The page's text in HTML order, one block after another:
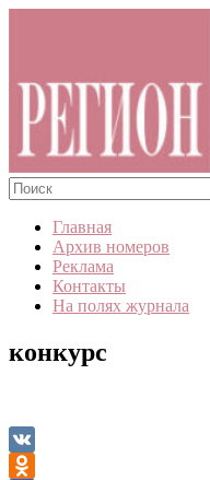
«Регион».
Журнал
Республике
Коми
Главная
Архив номеров
Реклама
Контакты
На полях журнала
конкурс
VK